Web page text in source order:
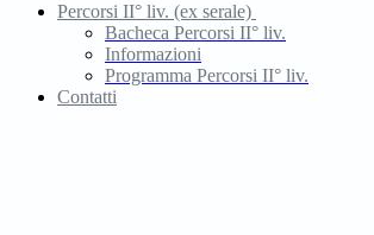
Percorsi II° liv. (ex serale)
Bacheca Percorsi II° liv.
Informazioni
Programma Percorsi II° liv.
Contatti